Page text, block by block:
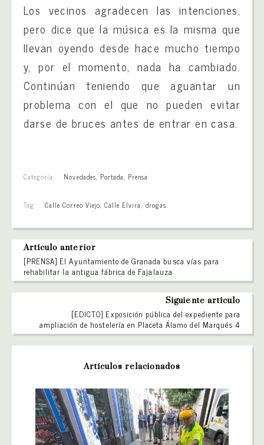
Los vecinos agradecen las intenciones,
pero dice que la música es la misma que
llevan oyendo desde hace mucho tiempo
y, por el momento, nada ha cambiado.
Continúan teniendo que aguantar un
problema con el que no pueden evitar
darse de bruces antes de entrar en casa.
Categoría: Novedades, Portada, Prensa
Tag: Calle Correo Viejo, Calle Elvira, drogas
Artículo anterior
[PRENSA] El Ayuntamiento de Granada busca vías para
rehabilitar la antigua fábrica de Fajalauza
Siguiente artículo
[EDICTO] Exposición pública del expediente para
ampliación de hostelería en Placeta Álamo del Marqués 4
Artículos relacionados